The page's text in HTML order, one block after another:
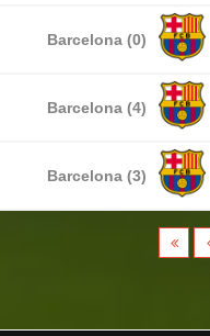
Barcelona (0)
Barcelona (4)
Barcelona (3)